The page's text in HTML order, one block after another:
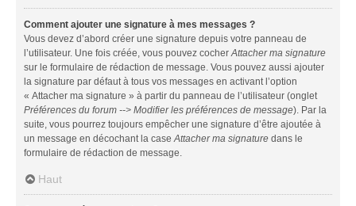
Comment ajouter une signature à mes messages ?
Vous devez d’abord créer une signature depuis votre panneau de
l’utilisateur. Une fois créée, vous pouvez cocherAttacher ma signature
sur le formulaire de rédaction de message. Vous pouvez aussi ajouter
la signature par défaut à tous vos messages en activant l’option
« Attacher ma signature » à partir du panneau de l’utilisateur (onglet
Préférences du forum --> Modifier les préférences de message). Par la
suite, vous pourrez toujours empêcher une signature d’être ajoutée à
un message en décochant la caseAttacher ma signature dans le
formulaire de rédaction de message.
Haut